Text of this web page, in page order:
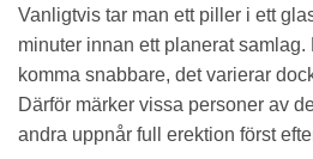
Vanligtvis tar man ett piller i ett
minuter innan ett planerat samlag.
komma snabbare, det varierar
Därför märker vissa personer av
andra uppnår full erektion först